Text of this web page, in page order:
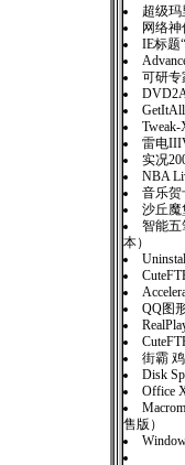
超级玛
网络神
IE标题
可研专
Tweak-
雷电
实况
NBA
音乐贺
沙丘魔
智能五
本）
QQ图
街霸
Disk
Office
售版）